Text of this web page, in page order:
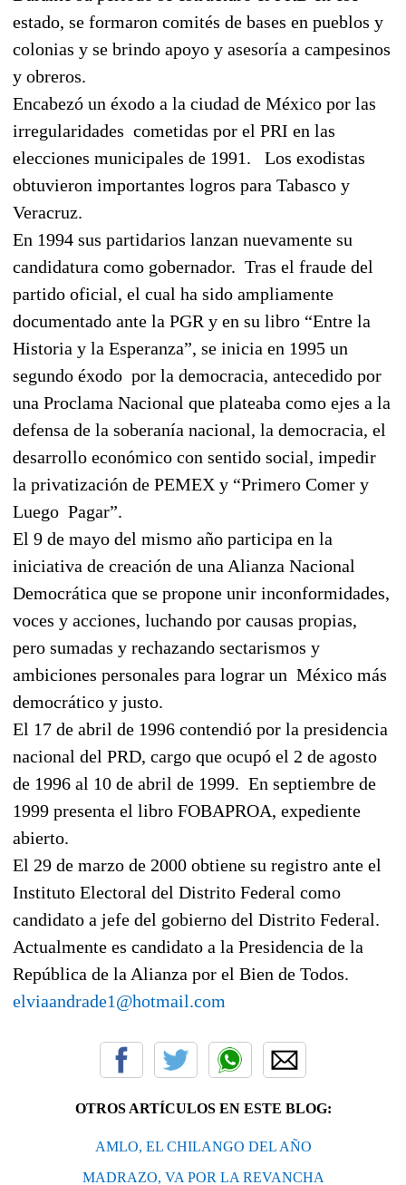
estado, se formaron comités de bases en pueblos y
colonias y se brindo apoyo y asesoría a campesinos
y obreros.
Encabezó un éxodo a la ciudad de México por las
irregularidades cometidas por el PRI en las
elecciones municipales de 1991.
Los exodistas
obtuvieron importantes logros para Tabasco y
Veracruz.
En 1994 sus partidarios lanzan nuevamente su
candidatura como gobernador. Tras el fraude del
partido oficial, el cual ha sido ampliamente
documentado ante la PGR y en su libro “Entre la
Historia y la Esperanza”, se inicia en 1995 un
segundo éxodo por la democracia, antecedido por
una Proclama Nacional que plateaba como ejes a la
defensa de la soberanía nacional, la democracia, el
desarrollo económico con sentido social, impedir
la privatización de PEMEX y “Primero Comer y
Luego Pagar”.
El 9 de mayo del mismo año participa en la
iniciativa de creación de una Alianza Nacional
Democrática que se propone unir inconformidades,
voces y acciones, luchando por causas propias,
pero sumadas y rechazando sectarismos y
ambiciones personales para lograr un México más
democrático y justo.
El 17 de abril de 1996 contendió por la presidencia
nacional del PRD, cargo que ocupó el 2 de agosto
de 1996 al 10 de abril de 1999. En septiembre de
1999 presenta el libro FOBAPROA, expediente
abierto.
El 29 de marzo de 2000 obtiene su registro ante el
Instituto Electoral del Distrito Federal como
candidato a jefe del gobierno del Distrito Federal.
Actualmente es candidato a la Presidencia de la
República de la Alianza por el Bien de Todos.
elviaandrade1@hotmail.com
OTROS ARTÍCULOS EN ESTE BLOG:
AMLO, EL CHILANGO DEL AÑO
MADRAZO, VA POR LA REVANCHA